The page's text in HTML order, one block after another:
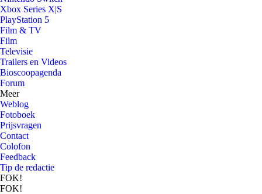
Xbox Series X|S
PlayStation 5
Film & TV
Film
Televisie
Trailers en Videos
Bioscoopagenda
Forum
Meer
Weblog
Fotoboek
Prijsvragen
Contact
Colofon
Feedback
Tip de redactie
FOK!
FOK!